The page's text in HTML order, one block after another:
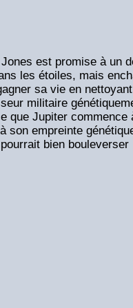
est promise à un
les étoiles, mais
sa vie en
militaire
que Jupiter commence
son empreinte
bien